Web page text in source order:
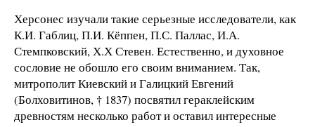
Херсонес изучали такие серьезные исследователи, как
К.И. Габлиц, П.И. Кёппен, П.С. Паллас, И.А.
Стемпковский, Х.Х Стевен. Естественно, и духовное
сословие не обошло его своим вниманием. Так,
митрополит Киевский и Галицкий Евгений
(Болховитинов, † 1837) посвятил гераклейским
древностям несколько работ и оставил интересные